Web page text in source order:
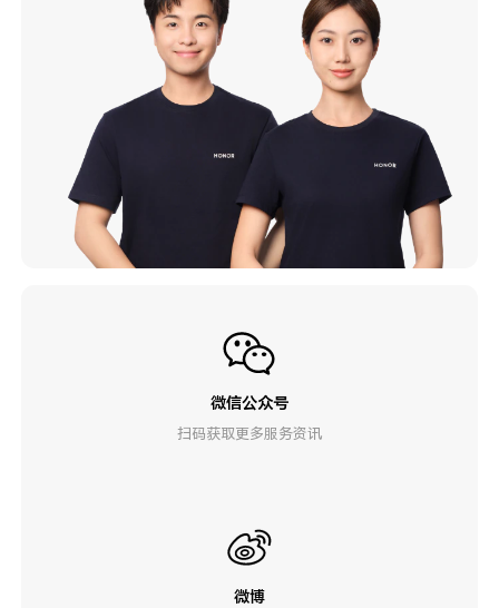
微信公众号
扫码获取更多服务资讯
微博